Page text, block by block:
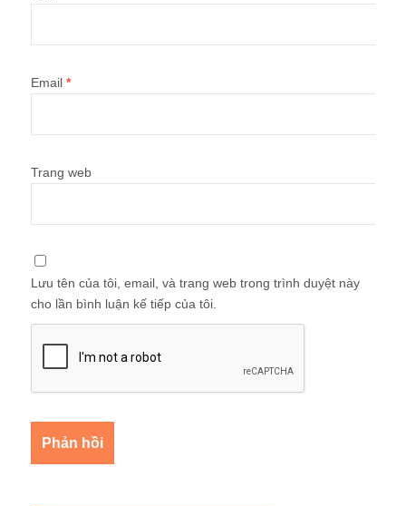
Email *
Trang web
Lưu tên của tôi, email, và trang web trong trình duyệt này
cho lần bình luận kế tiếp của tôi.